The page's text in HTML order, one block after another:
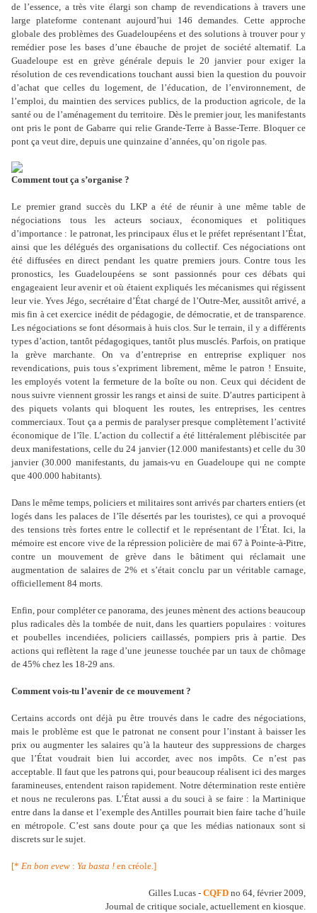
de l’essence, a très vite élargi son champ de revendications à travers une
large plateforme contenant aujourd’hui 146 demandes. Cette approche
globale des problèmes des Guadeloupéens et des solutions à trouver pour y
remédier pose les bases d’une ébauche de projet de société alternatif. La
Guadeloupe est en grève générale depuis le 20 janvier pour exiger la
résolution de ces revendications touchant aussi bien la question du pouvoir
d’achat que celles du logement, de l’éducation, de l’environnement, de
l’emploi, du maintien des services publics, de la production agricole, de la
santé ou de l’aménagement du territoire. Dès le premier jour, les manifestants
ont pris le pont de Gabarre qui relie Grande-Terre à Basse-Terre. Bloquer ce
pont ça veut dire, depuis une quinzaine d’années, qu’on rigole pas.
Comment tout ça s’organise ?
Le premier grand succès du LKP a été de réunir à une même table de
négociations tous les acteurs sociaux, économiques et politiques
d’importance : le patronat, les principaux élus et le préfet représentant l’État,
ainsi que les délégués des organisations du collectif. Ces négociations ont
été diffusées en direct pendant les quatre premiers jours. Contre tous les
pronostics, les Guadeloupéens se sont passionnés pour ces débats qui
engageaient leur avenir et où étaient expliqués les mécanismes qui régissent
leur vie. Yves Jégo, secrétaire d’État chargé de l’Outre-Mer, aussitôt arrivé, a
mis fin à cet exercice inédit de pédagogie, de démocratie, et de transparence.
Les négociations se font désormais à huis clos. Sur le terrain, il y a différents
types d’action, tantôt pédagogiques, tantôt plus musclés. Parfois, on pratique
la grève marchante. On va d’entreprise en entreprise expliquer nos
revendications, puis tous s’expriment librement, même le patron ! Ensuite,
les employés votent la fermeture de la boîte ou non. Ceux qui décident de
nous suivre viennent grossir les rangs et ainsi de suite. D’autres participent à
des piquets volants qui bloquent les routes, les entreprises, les centres
commerciaux. Tout ça a permis de paralyser presque complètement l’activité
économique de l’île. L’action du collectif a été littéralement plébiscitée par
deux manifestations, celle du 24 janvier (12.000 manifestants) et celle du 30
janvier (30.000 manifestants, du jamais-vu en Guadeloupe qui ne compte
que 400.000 habitants).
Dans le même temps, policiers et militaires sont arrivés par charters entiers (et
logés dans les palaces de l’île désertés par les touristes), ce qui a provoqué
des tensions très fortes entre le collectif et le représentant de l’État. Ici, la
mémoire est encore vive de la répression policière de mai 67 à Pointe-à-Pitre,
contre un mouvement de grève dans le bâtiment qui réclamait une
augmentation de salaires de 2% et s’était conclu par un véritable carnage,
officiellement 84 morts.
Enfin, pour compléter ce panorama, des jeunes mènent des actions beaucoup
plus radicales dès la tombée de nuit, dans les quartiers populaires : voitures
et poubelles incendiées, policiers caillassés, pompiers pris à partie. Des
actions qui reflètent la rage d’une jeunesse touchée par un taux de chômage
de 45% chez les 18-29 ans.
Comment vois-tu l’avenir de ce mouvement ?
Certains accords ont déjà pu être trouvés dans le cadre des négociations,
mais le problème est que le patronat ne consent pour l’instant à baisser les
prix ou augmenter les salaires qu’à la hauteur des suppressions de charges
que l’État voudrait bien lui accorder, avec nos impôts. Ce n’est pas
acceptable. Il faut que les patrons qui, pour beaucoup réalisent ici des marges
faramineuses, entendent raison rapidement. Notre détermination reste entière
et nous ne reculerons pas. L’État aussi a du souci à se faire : la Martinique
entre dans la danse et l’exemple des Antilles pourrait bien faire tache d’huile
en métropole. C’est sans doute pour ça que les médias nationaux sont si
discrets sur le sujet.
[* En bon evew : Ya basta ! en créole.]
Gilles Lucas - CQFD no 64, février 2009,
Journal de critique sociale, actuellement en kiosque.